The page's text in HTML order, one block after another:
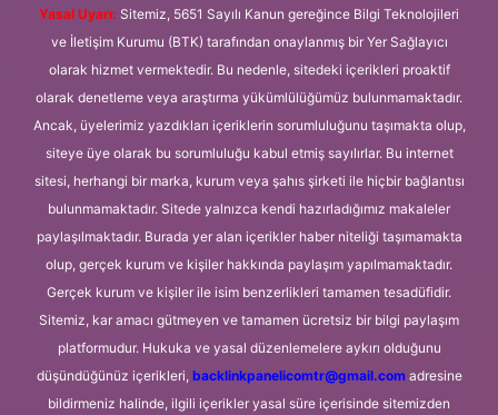
Yasal Uyarı: Sitemiz, 5651 Sayılı Kanun gereğince Bilgi Teknolojileri
ve İletişim Kurumu (BTK) tarafından onaylanmış bir Yer Sağlayıcı
olarak hizmet vermektedir. Bu nedenle, sitedeki içerikleri proaktif
olarak denetleme veya araştırma yükümlülüğümüz bulunmamaktadır.
Ancak, üyelerimiz yazdıkları içeriklerin sorumluluğunu taşımakta olup,
siteye üye olarak bu sorumluluğu kabul etmiş sayılırlar. Bu internet
sitesi, herhangi bir marka, kurum veya şahıs şirketi ile hiçbir bağlantısı
bulunmamaktadır. Sitede yalnızca kendi hazırladığımız makaleler
paylaşılmaktadır. Burada yer alan içerikler haber niteliği taşımamakta
olup, gerçek kurum ve kişiler hakkında paylaşım yapılmamaktadır.
Gerçek kurum ve kişiler ile isim benzerlikleri tamamen tesadüfidir.
Sitemiz, kar amacı gütmeyen ve tamamen ücretsiz bir bilgi paylaşım
platformudur. Hukuka ve yasal düzenlemelere aykırı olduğunu
düşündüğünüz içerikleri, backlinkpanelicomtr@gmail.comadresine
bildirmeniz halinde, ilgili içerikler yasal süre içerisinde sitemizden